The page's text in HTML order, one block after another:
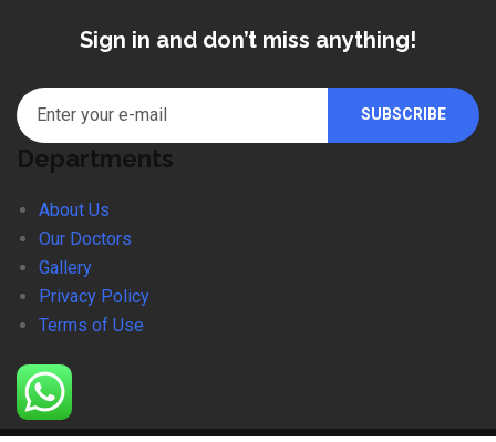
Sign in and don’t miss anything!
Departments
About Us
Our Doctors
Gallery
Privacy Policy
Terms of Use